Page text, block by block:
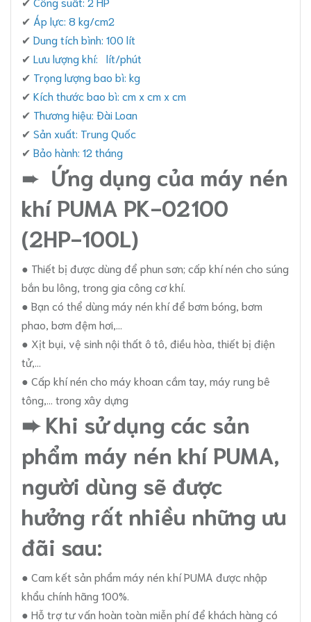
✔ Áp lực: 8 kg/cm2
✔ Dung tích bình: 100 lít
✔ Lưu lượng khí: lít/phút
✔ Trọng lượng bao bì: kg
✔ Kích thước bao bì: cm x cm x cm
✔ Thương hiệu: Đài Loan
✔ Sản xuất: Trung Quốc
✔ Bảo hành: 12 tháng
➨ Ứng dụng của máy nén
khí PUMA PK-02100
(2HP-100L)
● Thiết bị được dùng để phun sơn; cấp khí nén cho súng
bắn bu lông, trong gia công cơ khí.
● Bạn có thể dùng máy nén khí để bơm bóng, bơm
phao, bơm đệm hơi,…
● Xịt bụi, vệ sinh nội thất ô tô, điều hòa, thiết bị điện
tử,…
● Cấp khí nén cho máy khoan cầm tay, máy rung bê
tông,… trong xây dựng
➨ Khi sử dụng các sản
phẩm máy nén khí PUMA,
người dùng sẽ được
hưởng rất nhiều những ưu
đãi sau:
● Cam kết sản phẩm máy nén khí PUMA được nhập
khẩu chính hãng 100%.
● Hỗ trợ tư vấn hoàn toàn miễn phí để khách hàng có